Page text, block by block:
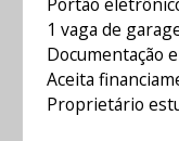
1 vaga de
Documentação
Aceita
Proprietário